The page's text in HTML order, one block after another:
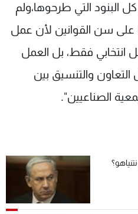
البنود التي طرحوها،ولم
على سن القوانين لأن عمل
انتخابي فقط، بل العمل
والتنسيق بين
الصناعيين".